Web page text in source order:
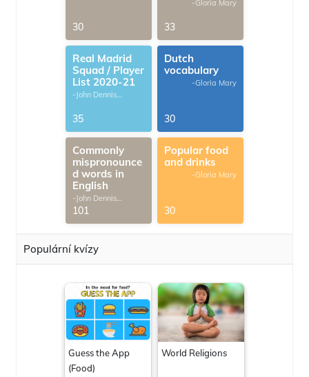
30
-Gloria Mary
33
Real Madrid
Squad / Player
List 2020-21
-John Dennis
35
Dutch
vocabulary
-Gloria Mary
30
Commonly
mispronounce
d words in
English
-John Dennis
G.Thomas
101
Popular food
and drinks
-Gloria Mary
30
Populární kvízy
Guess the App
(Food)
World Religions